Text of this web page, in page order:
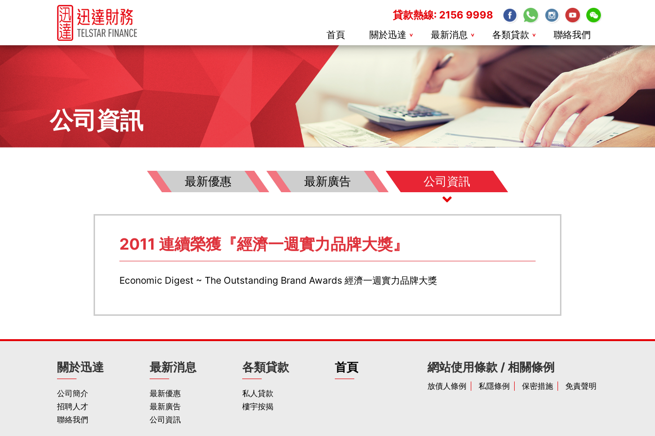
貸款熱線: 2156 9998
首頁 關於迅達 最新消息 各類貸款 聯絡我們
公司資訊
最新優惠 最新廣告 公司資訊
2011 連續榮獲『經濟一週實力品牌大獎』
Economic Digest ~ The Outstanding Brand Awards 經濟一週實力品牌大獎
關於迅達
公司簡介
招聘人才
聯絡我們
最新消息
最新優惠
最新廣告
公司資訊
各類貸款
私人貸款
樓宇按揭
首頁 網站使用條款 / 相關條例
放債人條例 私隱條例 保密措施 免責聲明